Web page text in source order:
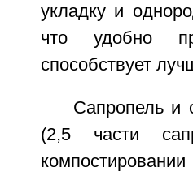
укладку и
что удобно
способствует
Сапропель и
(2,5 части